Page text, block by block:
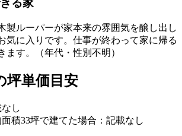
る家
製ルーパーが家本来の雰囲気を醸し出し
気に入りです。仕事が終わって家に帰る
ます。（年代・性別不明）
坪単価目安
し
積33坪で建てた場合：記載なし